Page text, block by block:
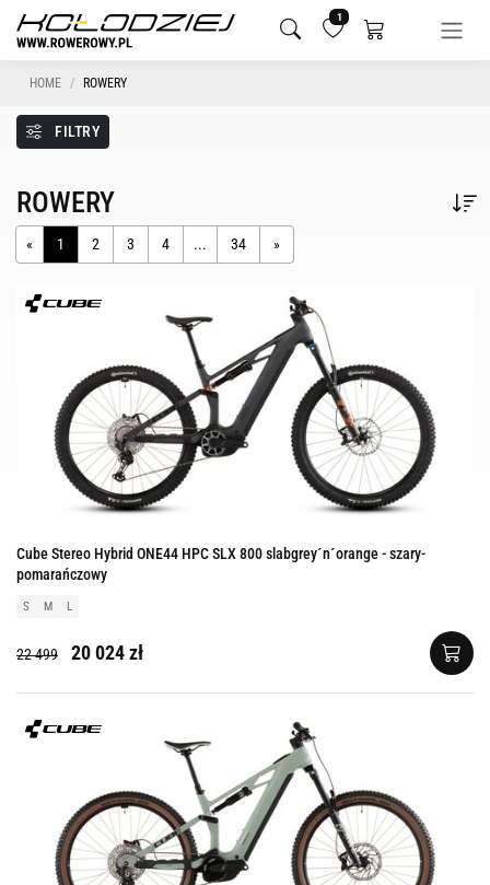
1
HOME ROWERY
FILTRY
ROWERY
« 1 2 3 4 ... 34 »
Cube Stereo Hybrid ONE44 HPC SLX 800 slabgrey´n´orange - szary-
pomarańczowy
S M L
22 499 20 024 zł